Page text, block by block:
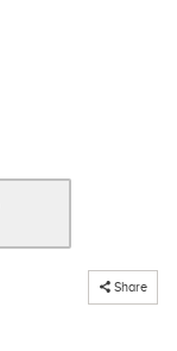
Share
コピーしました